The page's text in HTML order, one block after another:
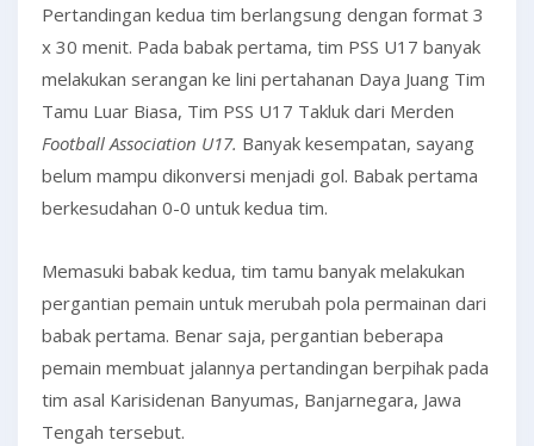
Pertandingan kedua tim berlangsung dengan format 3
x 30 menit. Pada babak pertama, tim PSS U17 banyak
melakukan serangan ke lini pertahanan Daya Juang Tim
Tamu Luar Biasa, Tim PSS U17 Takluk dari Merden
Football Association U17. Banyak kesempatan, sayang
belum mampu dikonversi menjadi gol. Babak pertama
berkesudahan 0-0 untuk kedua tim.
Memasuki babak kedua, tim tamu banyak melakukan
pergantian pemain untuk merubah pola permainan dari
babak pertama. Benar saja, pergantian beberapa
pemain membuat jalannya pertandingan berpihak pada
tim asal Karisidenan Banyumas, Banjarnegara, Jawa
Tengah tersebut.